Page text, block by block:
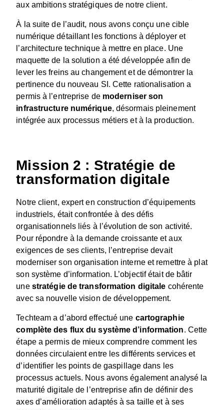
aux ambitions stratégiques de notre client.
À la suite de l’audit, nous avons conçu une cible
numérique détaillant les fonctions à déployer et
l’architecture technique à mettre en place. Une
maquette de la solution a été développée afin de
lever les freins au changement et de démontrer la
pertinence du nouveau SI. Cette rationalisation a
permis à l’entreprise de moderniser son
infrastructure numérique, désormais pleinement
intégrée aux processus métiers et à la production.
Mission 2 : Stratégie de
transformation digitale
Notre client, expert en construction d’équipements
industriels, était confrontée à des défis
organisationnels liés à l’évolution de son activité.
Pour répondre à la demande croissante et aux
exigences de ses clients, l’entreprise devait
moderniser son organisation interne et remettre à plat
son système d’information. L’objectif était de bâtir
unestratégie de transformation digitale cohérente
avec sa nouvelle vision de développement.
Techteam a d’abord effectué une cartographie
complète des flux du système d’information. Cette
étape a permis de mieux comprendre comment les
données circulaient entre les différents services et
d’identifier les points de gaspillage dans les
processus actuels. Nous avons également analysé la
maturité digitale de l’entreprise afin de définir des
axes d’amélioration adaptés à sa taille et à ses